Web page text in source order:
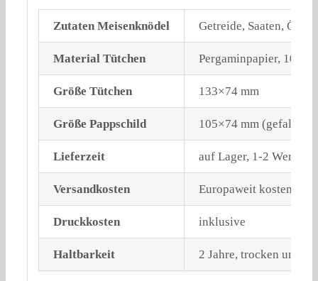
Zutaten Meisenknödel Getreide, Saaten, Öle
Material Tütchen Pergaminpapier,
Größe Tütchen 133×74 mm
Größe Pappschild 105×74 mm (gefalzt)
Lieferzeit auf Lager, 1-2
Versandkosten Europaweit
Druckkosten inklusive
Haltbarkeit 2 Jahre, trocken und